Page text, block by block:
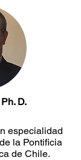
D.
especialidad
la Pontificia
de Chile.